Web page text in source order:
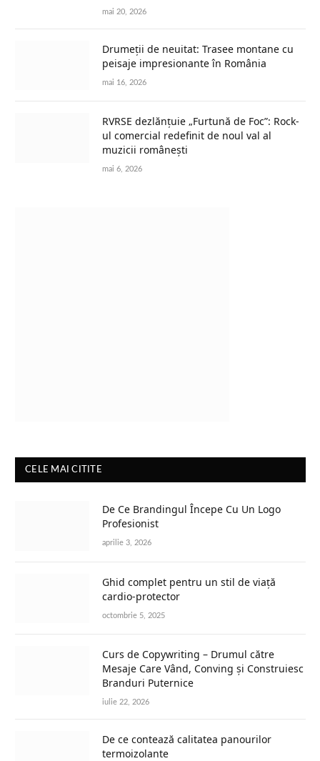
mai 20, 2026
Drumeții de neuitat: Trasee montane cu
peisaje impresionante în România
mai 16, 2026
RVRSE dezlănțuie „Furtună de Foc”: Rock-
ul comercial redefinit de noul val al
muzicii românești
mai 6, 2026
CELE MAI CITITE
De Ce Brandingul Începe Cu Un Logo
Profesionist
aprilie 3, 2026
Ghid complet pentru un stil de viață
cardio-protector
octombrie 5, 2025
Curs de Copywriting – Drumul către
Mesaje Care Vând, Conving și Construiesc
Branduri Puternice
iulie 22, 2026
De ce contează calitatea panourilor
termoizolante